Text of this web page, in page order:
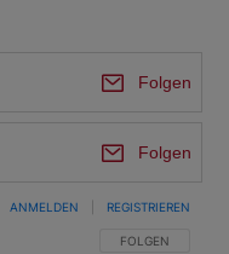
Folgen
Folgen
FOLGE DIESER
FOLGEN
ANMELDEN REGISTRIEREN